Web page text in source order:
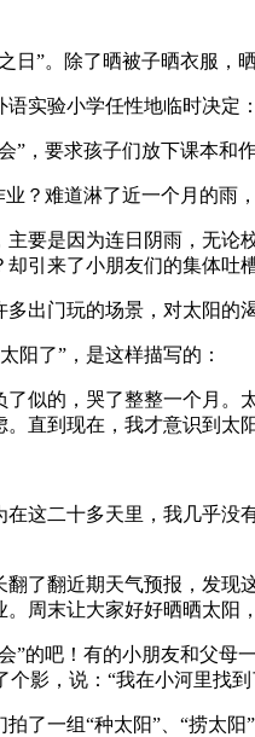
”。除了晒被子晒衣服，
实验小学任性地临时决定
，要求孩子们放下课本和
？难道淋了近一个月的雨
要是因为连日阴雨，无论
引来了小朋友们的集体吐槽
出门玩的场景，对太阳的
阳了”，是这样描写的：
似的，哭了整整一个月。
直到现在，我才意识到太
这二十多天里，我几乎没
了翻近期天气预报，发现
周末让大家好好晒晒太阳
”的吧！有的小朋友和父母
影，说：“我在小河里找
了一组“种太阳”、“捞太阳